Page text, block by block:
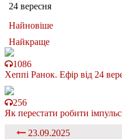
24 вересня
Найновіше
Найкраще
1086
Хеппі Ранок. Ефір від 24
256
Як перестати робити
23.09.2025